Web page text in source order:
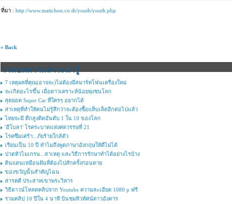
ที่มา : http://www.matichon.co.th/youth/youth.php
« Back
รวมบทความสาระน่ารู้
7 เหตุผลที่คุณ(อาจจะ)ไม่ต้องมีสมาร์ทโฟนเครื่องใหม่
จะเกิดอะไรขึ้น เมื่อดาวเคราะห์น้อยพุ่งชนโลก
สุดยอด Super Car ที่ใครๆ อยากได้
สาเหตุที่ทำให้คนไม่รู้สึกว่าจะต้องซื้อแท็บเล็ตอีกต่อไปแล้ว
ไทยจะมี ตึกสูงติดอันดับ 1 ใน 10 ของโลก
'อีโบลา' โรคระบาดแห่งศตวรรษที่ 21
โรคซึมเศร้า...ภัยร้ายใกล้ตัว
เรียนเป็น 10 ปี ทำไมถึงพูดภาษาอังกฤษให้ดีไม่ได้
ปวดหัวไมเกรน...สาเหตุ และวิธีการรักษาทำได้อย่างไรบ้าง
ดินแดนเหมือนฝันที่ต้องไปสักครั้งก่อนตาย
ของขวัญนั้นสำคัญไฉน
สารคดี ประสาทเขาพระวิหาร
วิธีดาวน์โหลดคลิปจาก Youtube ความละเอียด 1080 p ฟรี
รวมคลิป 10 ปีใน 4 นาที บินชมทิวทัศน์ดาวอังคาร